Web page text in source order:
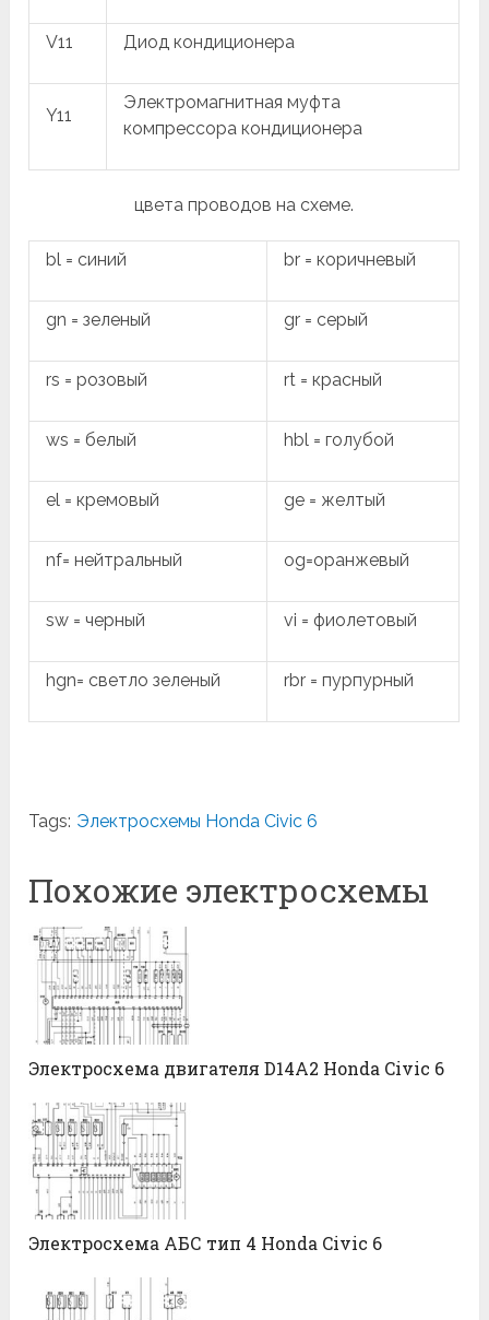
V11 Диод кондиционера
Y11
Электромагнитная муфта
компрессора кондиционера
цвета проводов на схеме.
bl = синий br = коричневый
gn = зеленый gr = серый
rs = розовый rt = красный
ws = белый hbl = голубой
el = кремовый ge = желтый
nf= нейтральный og=оранжевый
sw = черный vi = фиолетовый
hgn= светло зеленый rbr = пурпурный
Tags: Электросхемы Honda Civic 6
Похожие электросхемы
Электросхема двигателя D14A2 Honda Civic 6
Электросхема АБС тип 4 Honda Civic 6